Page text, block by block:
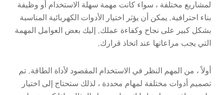
لمشاريع مختلفة ، سواء كانت مهمة سهلة الاستخدام أو وظيفة
بناء احترافية. يمكن أن يؤثر اختيار الأدوات الكهربائية المناسبة
بشكل كبير على نجاح وكفاءة عملك. إليك بعض العوامل المهمة
التي يجب مراعاتها عند اتخاذ قرارك.
أولاً ، من المهم النظر في الاستخدام المقصود لأداة الطاقة. تم
تصميم أدوات مختلفة لمهام محددة ، لذلك ستحتاج إلى اختيار